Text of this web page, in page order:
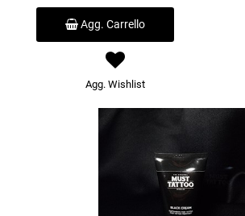
Agg. Carrello
Agg. Wishlist